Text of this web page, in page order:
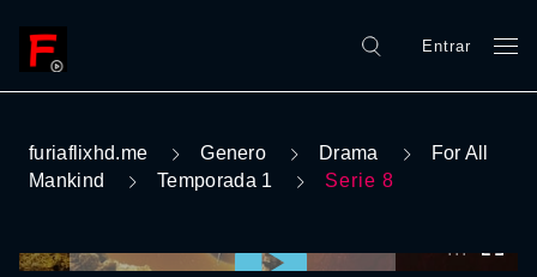
Entrar
furiaflixhd.me Genero Drama
For All
Mankind
Temporada 1 Serie 8